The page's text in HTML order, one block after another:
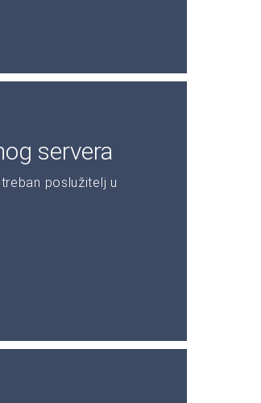
servera
poslužitelj u